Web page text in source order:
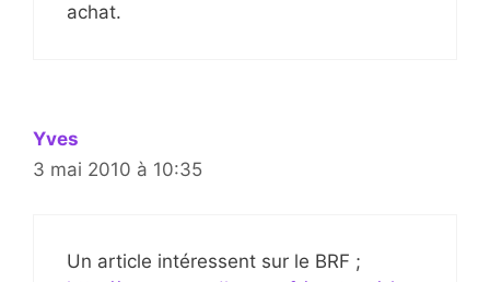
achat.
Yves
3 mai 2010 à 10:35
Un article intéressent sur le BRF ;